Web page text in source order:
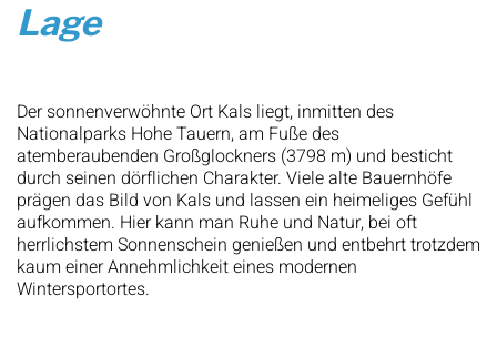
Lage
Der sonnenverwöhnte Ort Kals liegt, inmitten des
Nationalparks Hohe Tauern, am Fuße des
atemberaubenden Großglockners (3798 m) und besticht
durch seinen dörflichen Charakter. Viele alte Bauernhöfe
prägen das Bild von Kals und lassen ein heimeliges Gefühl
aufkommen. Hier kann man Ruhe und Natur, bei oft
herrlichstem Sonnenschein genießen und entbehrt trotzdem
kaum einer Annehmlichkeit eines modernen
Wintersportortes.